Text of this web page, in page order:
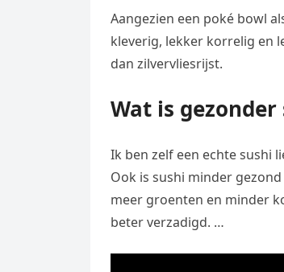
Aangezien een poké bowl
kleverig, lekker korrelig en
dan zilvervliesrijst.
Wat is
Ik ben zelf een echte sushi
Ook is sushi minder
meer groenten en minder
beter verzadigd. …